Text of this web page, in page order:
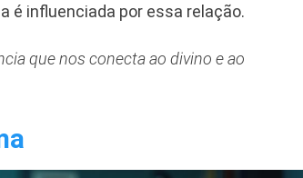
é influenciada por essa relação.
que nos conecta ao divino e ao